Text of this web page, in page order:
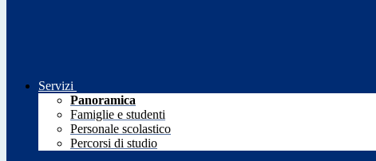
Servizi
Panoramica
Famiglie e studenti
Personale scolastico
Percorsi di studio